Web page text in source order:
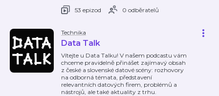
53 epizod
0 odběratelů
Technika
Data Talk
Vítejte u Data Talku! V našem podcastu vám
chceme pravidelně přinášet zajímavý obsah
z české a slovenské datové scény: rozhovory
na odborná témata, představení
relevantních datových firem, problémů a
nástrojů, ale také aktuality z trhu.